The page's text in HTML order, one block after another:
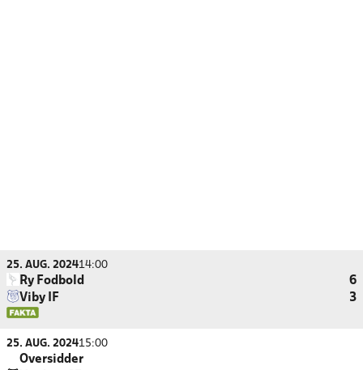
25. AUG. 202414:00
Ry Fodbold
6
Viby IF
3
25. AUG. 202415:00
Oversidder